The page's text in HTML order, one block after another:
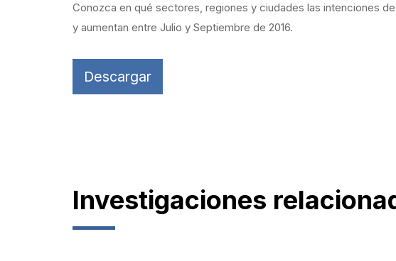
Conozca en qué sectores, regiones y ciudades las intenciones
y aumentan entre Julio y Septiembre de 2016.
Descargar
Investigaciones